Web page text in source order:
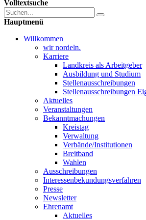
Volltextsuche
Hauptmenü
Willkommen
wir nordeln.
Karriere
Landkreis als Arbeitgeber
Ausbildung und Studium
Stellenausschreibungen
Stellenausschreibungen
Aktuelles
Veranstaltungen
Bekanntmachungen
Kreistag
Verwaltung
Verbände/Institutionen
Breitband
Wahlen
Ausschreibungen
Interessen­bekundungsverfahren
Presse
Newsletter
Ehrenamt
Aktuelles